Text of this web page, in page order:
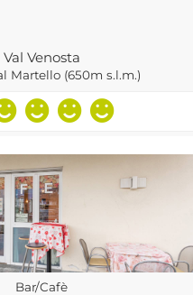
Val Venosta
Martello (650m s.l.m.)
Bar/Cafè